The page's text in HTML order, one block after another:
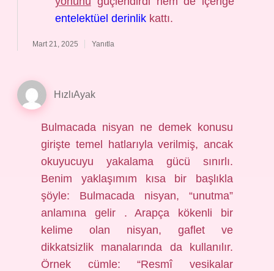
entelektüel derinlikkattı.
Mart 21, 2025 Yanıtla
HızlıAyak
Bulmacada nisyan ne demek konusu
girişte temel hatlarıyla verilmiş, ancak
okuyucuyu yakalama gücü sınırlı.
Benim yaklaşımım kısa bir başlıkla
şöyle: Bulmacada nisyan, “unutma”
anlamına gelir . Arapça kökenli bir
kelime olan nisyan, gaflet ve
dikkatsizlik manalarında da kullanılır.
Örnek cümle: “Resmî vesikalar